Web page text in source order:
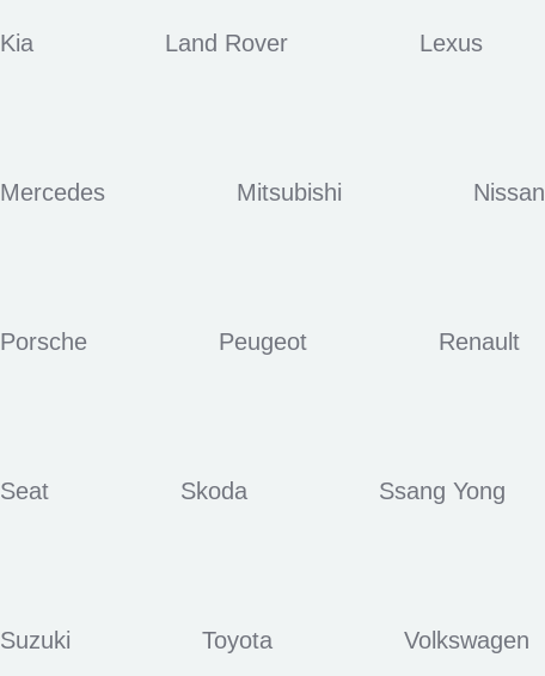
Kia Land Rover Lexus
Mercedes Mitsubishi Nissan
Porsche Peugeot Renault
Seat Skoda Ssang Yong
Suzuki Toyota Volkswagen